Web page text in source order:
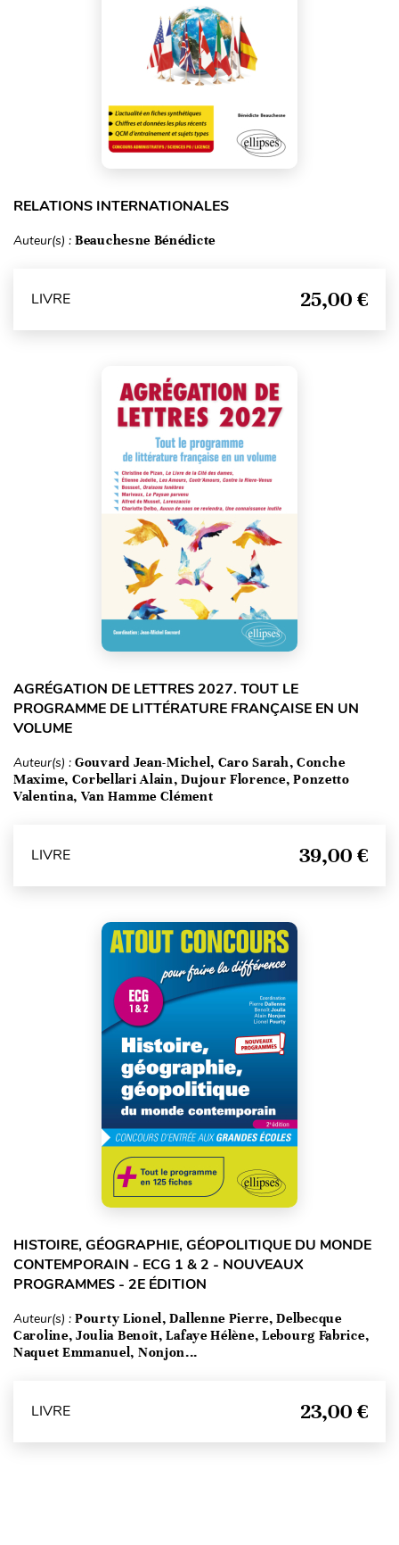
RELATIONS INTERNATIONALES
Auteur(s) : Beauchesne Bénédicte
LIVRE 25,00 €
AGRÉGATION DE LETTRES 2027. TOUT LE
PROGRAMME DE LITTÉRATURE FRANÇAISE EN UN
VOLUME
Auteur(s) : Gouvard Jean-Michel, Caro Sarah, Conche
Maxime, Corbellari Alain, Dujour Florence, Ponzetto
Valentina, Van Hamme Clément
LIVRE 39,00 €
HISTOIRE, GÉOGRAPHIE, GÉOPOLITIQUE DU MONDE
CONTEMPORAIN - ECG 1 & 2 - NOUVEAUX
PROGRAMMES - 2E ÉDITION
Auteur(s) : Pourty Lionel, Dallenne Pierre, Delbecque
Caroline, Joulia Benoît, Lafaye Hélène, Lebourg Fabrice,
Naquet Emmanuel, Nonjon...
LIVRE 23,00 €